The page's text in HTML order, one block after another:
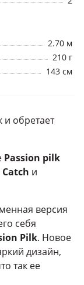
2.70 м
210 г
143 см
и обретает
Passion pilk
и
версия
себя
Pilk. Новое
дизайн,
так ее